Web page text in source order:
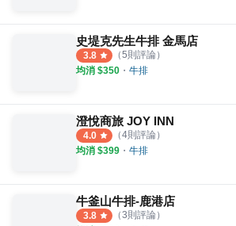
史堤克先生牛排 金馬店
3.8 （5則評論）
均消 $350 ・ 牛排
澄悅商旅 JOY INN
4.0 （4則評論）
均消 $399 ・ 牛排
牛釜山牛排-鹿港店
3.8 （3則評論）